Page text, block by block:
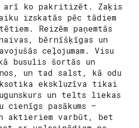
arī ko pakritizēt. Zaķis
izskatās pēc tādiem
Reizēm paņemtās
bērnīšķīgas un
ceļojumam. Visu
busulis šortās un
un tad salst, kā odu
ekskluzīva tikai
un telts liekas
pasākums –
aktieriem varbūt, bet